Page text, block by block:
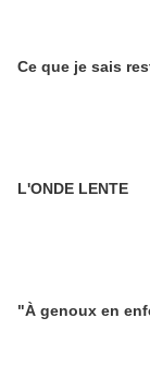
Ce que je sais
L'ONDE LENTE
"À genoux en